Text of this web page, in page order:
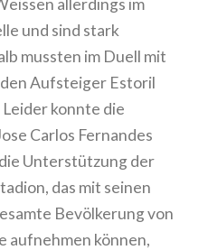
allerdings im
und sind stark
mussten im Duell mit
Aufsteiger Estoril
konnte die
Carlos Fernandes
Unterstützung der
das mit seinen
Bevölkerung von
aufnehmen können,